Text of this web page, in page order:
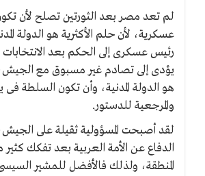
لم تعد مصر بعد الثورتين تصلح لأن
عسكرية، لأن حلم الأكثرية هو الدولة
رئيس عسكرى إلى الحكم بعد الانتخابات
يؤدى إلى تصادم غير مسبوق مع
هو الدولة المدنية، وأن تكون السلطة
والمرجعية للدستور.
لقد أصبحت المسؤولية ثقيلة على الجيش،
الدفاع عن الأمة العربية بعد تفكك
المنطقة، ولذلك فالأفضل للمشير